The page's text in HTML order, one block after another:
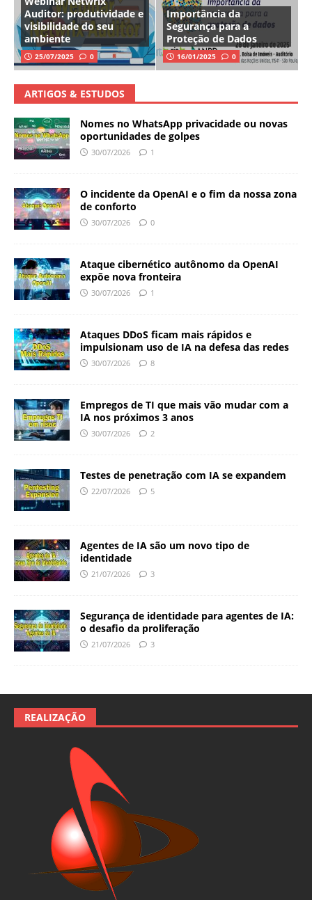
Auditor: produtividade e
visibilidade do seu
ambiente
25/07/2025 0
Importância da
Segurança para a
Proteção de Dados
16/01/2025 0
ARTIGOS & ESTUDOS
Nomes no WhatsApp privacidade ou novas
oportunidades de golpes
30/07/2026 1
O incidente da OpenAI e o fim da nossa zona
de conforto
30/07/2026 0
Ataque cibernético autônomo da OpenAI
expõe nova fronteira
30/07/2026 1
Ataques DDoS ficam mais rápidos e
impulsionam uso de IA na defesa das redes
30/07/2026 8
Empregos de TI que mais vão mudar com a
IA nos próximos 3 anos
30/07/2026 2
Testes de penetração com IA se expandem
22/07/2026 5
Agentes de IA são um novo tipo de
identidade
21/07/2026 3
Segurança de identidade para agentes de IA:
o desafio da proliferação
21/07/2026 3
REALIZAÇÃO